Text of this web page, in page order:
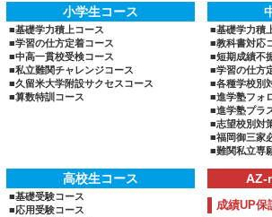
小学生コース
■基礎学力積上コース
■学習の仕方定着コース
■中高一貫校受検コース
■私立難関チャレンジコース
■久留米大学附設サクセスコース
■算数特訓コース
■基礎学力積
■教科書対応
■短期成績不
■学習の仕方
■各種学校別
■進学塾フォ
■進学塾プラ
■志望校別対
■福岡御三家
■難関私立専
高校生コース
■基礎受験コース
■応用受験コース
AZ-
成績UP保